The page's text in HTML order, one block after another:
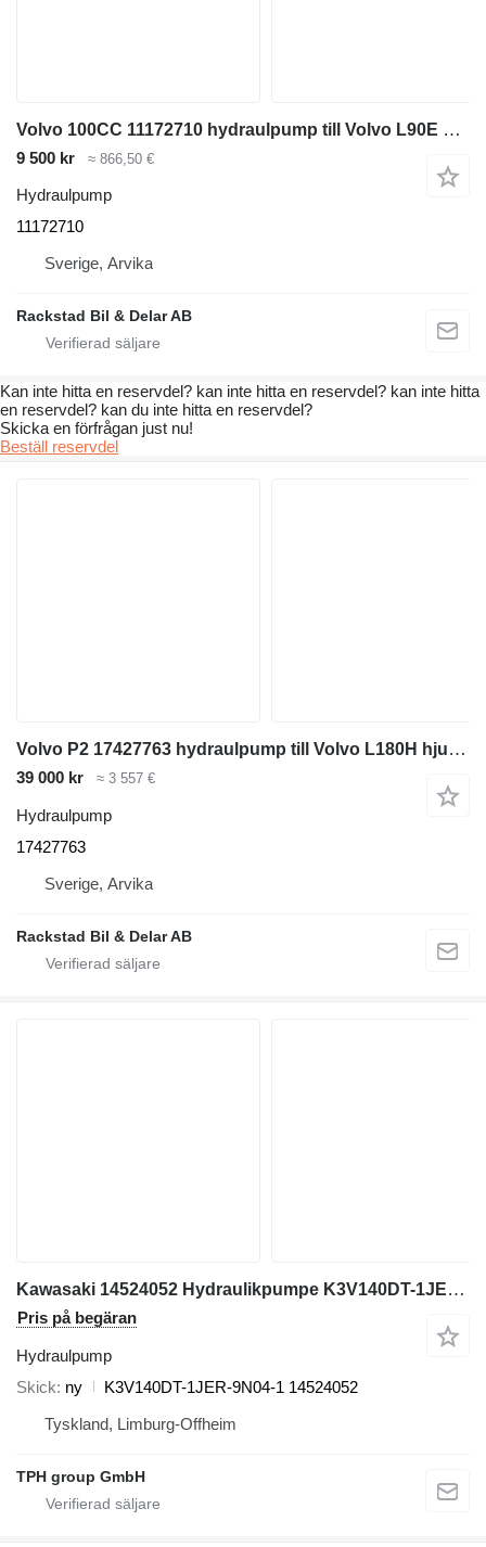
Volvo 100CC 11172710 hydraulpump till Volvo L90E hjullastare
9 500 kr ≈ 866,50 €
Hydraulpump
11172710
Sverige, Arvika
Rackstad Bil & Delar AB
Kan inte hitta en reservdel? kan inte hitta en reservdel? kan inte hitta
en reservdel? kan du inte hitta en reservdel?
Skicka en förfrågan just nu!
Beställ reservdel
Volvo P2 17427763 hydraulpump till Volvo L180H hjullastare
39 000 kr ≈ 3 557 €
Hydraulpump
17427763
Sverige, Arvika
Rackstad Bil & Delar AB
Kawasaki 14524052 Hydraulikpumpe K3V140DT-1JER-9N04-1, Volvo EC290B, Sams hydraulpump till Volvo EC290B grävmaskin
Pris på begäran
Hydraulpump
Skick ny
K3V140DT-1JER-9N04-1 14524052
Tyskland, Limburg-Offheim
TPH group GmbH